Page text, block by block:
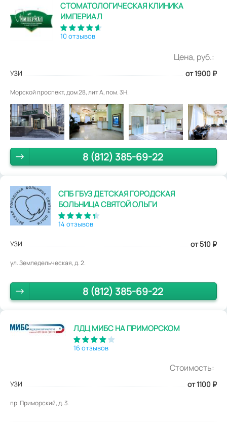
СТОМАТОЛОГИЧЕСКАЯ КЛИНИКА
ИМПЕРИАЛ
10 отзывов
Цена, руб.:
УЗИ от 1900 ₽
Морской проспект, дом 28, лит А, пом. 3Н.
8 (812) 385-69-22
СПБ ГБУЗ ДЕТСКАЯ ГОРОДСКАЯ
БОЛЬНИЦА СВЯТОЙ ОЛЬГИ
14 отзывов
УЗИ от 510 ₽
ул. Земледельческая, д. 2.
8 (812) 385-69-22
ЛДЦ МИБС НА ПРИМОРСКОМ
16 отзывов
Стоимость:
УЗИ от 1100 ₽
пр. Приморский, д. 3.